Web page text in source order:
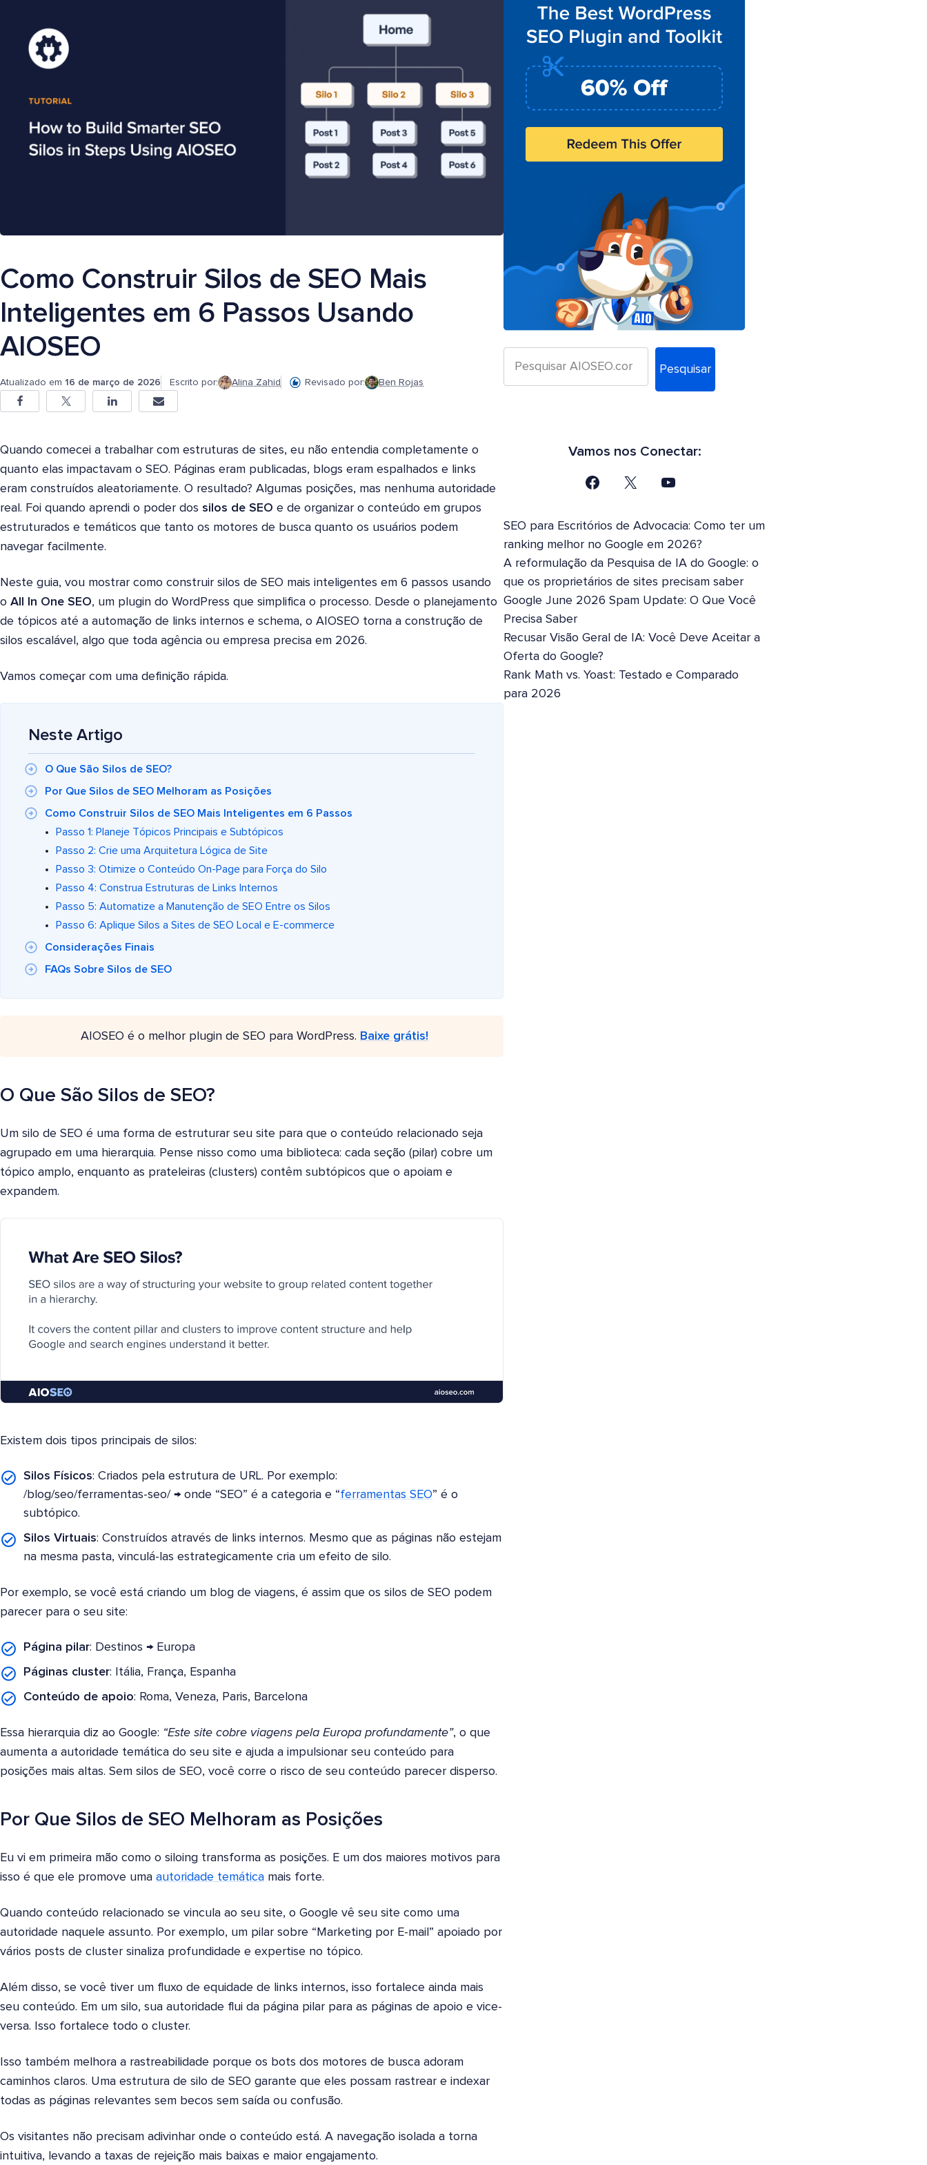
Como Construir Silos de SEO Mais
Inteligentes em 6 Passos Usando
AIOSEO
Atualizado em 16 de março de 2026 Escrito por: Alina Zahid Revisado por: Ben Rojas
Quando comecei a trabalhar com estruturas de sites, eu não entendia completamente o
quanto elas impactavam o SEO. Páginas eram publicadas, blogs eram espalhados e links
eram construídos aleatoriamente. O resultado? Algumas posições, mas nenhuma autoridade
real. Foi quando aprendi o poder dos silos de SEO e de organizar o conteúdo em grupos
estruturados e temáticos que tanto os motores de busca quanto os usuários podem
navegar facilmente.
Neste guia, vou mostrar como construir silos de SEO mais inteligentes em 6 passos usando
o All In One SEO, um plugin do WordPress que simplifica o processo. Desde o planejamento
de tópicos até a automação de links internos e schema, o AIOSEO torna a construção de
silos escalável, algo que toda agência ou empresa precisa em 2026.
Vamos começar com uma definição rápida.
Neste Artigo
O Que São Silos de SEO?
Por Que Silos de SEO Melhoram as Posições
Como Construir Silos de SEO Mais Inteligentes em 6 Passos
Passo 1: Planeje Tópicos Principais e Subtópicos
Passo 2: Crie uma Arquitetura Lógica de Site
Passo 3: Otimize o Conteúdo On-Page para Força do Silo
Passo 4: Construa Estruturas de Links Internos
Passo 5: Automatize a Manutenção de SEO Entre os Silos
Passo 6: Aplique Silos a Sites de SEO Local e E-commerce
Considerações Finais
FAQs Sobre Silos de SEO
AIOSEO é o melhor plugin de SEO para WordPress. Baixe grátis!
O Que São Silos de SEO?
Um silo de SEO é uma forma de estruturar seu site para que o conteúdo relacionado seja
agrupado em uma hierarquia. Pense nisso como uma biblioteca: cada seção (pilar) cobre um
tópico amplo, enquanto as prateleiras (clusters) contêm subtópicos que o apoiam e
expandem.
Existem dois tipos principais de silos:
Silos Físicos: Criados pela estrutura de URL. Por exemplo:
/blog/seo/ferramentas-seo/ → onde “SEO” é a categoria e “ferramentas SEO” é o
subtópico.
Silos Virtuais: Construídos através de links internos. Mesmo que as páginas não estejam
na mesma pasta, vinculá-las estrategicamente cria um efeito de silo.
Por exemplo, se você está criando um blog de viagens, é assim que os silos de SEO podem
parecer para o seu site:
Página pilar: Destinos → Europa
Páginas cluster: Itália, França, Espanha
Conteúdo de apoio: Roma, Veneza, Paris, Barcelona
Essa hierarquia diz ao Google: “Este site cobre viagens pela Europa profundamente”, o que
aumenta a autoridade temática do seu site e ajuda a impulsionar seu conteúdo para
posições mais altas. Sem silos de SEO, você corre o risco de seu conteúdo parecer disperso.
Por Que Silos de SEO Melhoram as Posições
Eu vi em primeira mão como o siloing transforma as posições. E um dos maiores motivos para
isso é que ele promove uma autoridade temática mais forte.
Quando conteúdo relacionado se vincula ao seu site, o Google vê seu site como uma
autoridade naquele assunto. Por exemplo, um pilar sobre “Marketing por E-mail” apoiado por
vários posts de cluster sinaliza profundidade e expertise no tópico.
Além disso, se você tiver um fluxo de equidade de links internos, isso fortalece ainda mais
seu conteúdo. Em um silo, sua autoridade flui da página pilar para as páginas de apoio e vice-
versa. Isso fortalece todo o cluster.
Isso também melhora a rastreabilidade porque os bots dos motores de busca adoram
caminhos claros. Uma estrutura de silo de SEO garante que eles possam rastrear e indexar
todas as páginas relevantes sem becos sem saída ou confusão.
Os visitantes não precisam adivinhar onde o conteúdo está. A navegação isolada a torna
intuitiva, levando a taxas de rejeição mais baixas e maior engajamento.
Pesquisar
Vamos nos Conectar:
SEO para Escritórios de Advocacia: Como ter um
ranking melhor no Google em 2026?
A reformulação da Pesquisa de IA do Google: o
que os proprietários de sites precisam saber
Google June 2026 Spam Update: O Que Você
Precisa Saber
Recusar Visão Geral de IA: Você Deve Aceitar a
Oferta do Google?
Rank Math vs. Yoast: Testado e Comparado
para 2026